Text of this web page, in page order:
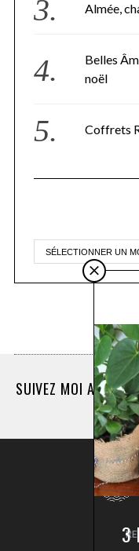
Almée,
Belles
noël
Coffrets
3
SUIVEZ MOI AUSSI